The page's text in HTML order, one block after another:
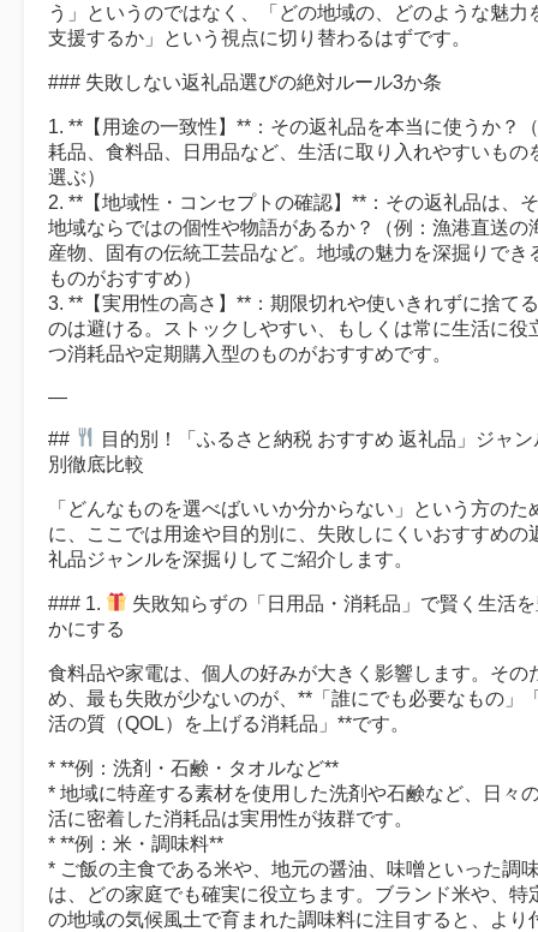
う」というのではなく、「どの地域の、どのような魅力
支援するか」という視点に切り替わるはずです。
### 失敗しない返礼品選びの絶対ルール3か条
1. **【用途の一致性】**：その返礼品を本当に使うか？
耗品、食料品、日用品など、生活に取り入れやすいもの
選ぶ）
2. **【地域性・コンセプトの確認】**：その返礼品は、
地域ならではの個性や物語があるか？（例：漁港直送の
産物、固有の伝統工芸品など。地域の魅力を深掘りでき
ものがおすすめ）
3. **【実用性の高さ】**：期限切れや使いきれずに捨て
のは避ける。ストックしやすい、もしくは常に生活に役
つ消耗品や定期購入型のものがおすすめです。
—
##
目的別！「ふるさと納税 おすすめ 返礼品」ジャン
別徹底比較
「どんなものを選べばいいか分からない」という方のた
に、ここでは用途や目的別に、失敗しにくいおすすめの
礼品ジャンルを深掘りしてご紹介します。
### 1.
失敗知らずの「日用品・消耗品」で賢く生活
かにする
食料品や家電は、個人の好みが大きく影響します。その
め、最も失敗が少ないのが、**「誰にでも必要なもの」
活の質（QOL）を上げる消耗品」**です。
* **例：洗剤・石鹸・タオルなど**
* 地域に特産する素材を使用した洗剤や石鹸など、日々
活に密着した消耗品は実用性が抜群です。
* **例：米・調味料**
* ご飯の主食である米や、地元の醤油、味噌といった調
は、どの家庭でも確実に役立ちます。ブランド米や、特
の地域の気候風土で育まれた調味料に注目すると、より